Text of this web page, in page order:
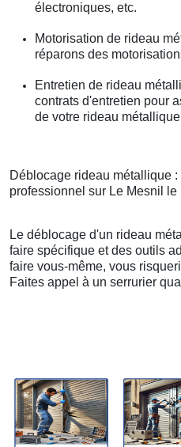
électroniques, etc.
Motorisation de rideau
réparons des
Entretien de rideau
contrats d'entretien pour
de votre rideau
Déblocage rideau métallique
professionnel sur Le Mesnil le
Le déblocage d'un rideau
faire spécifique et des outils
faire vous-même, vous
Faites appel à un serrurier